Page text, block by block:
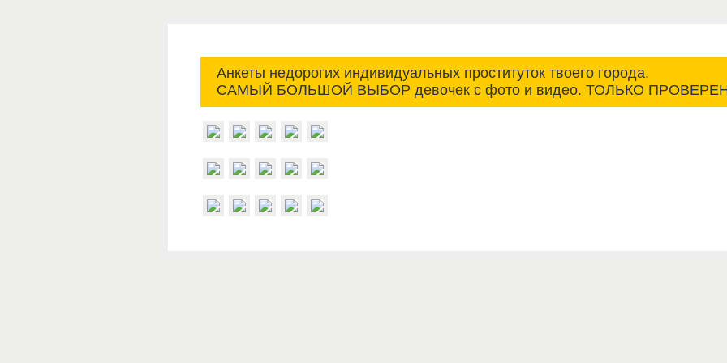
Анкеты недорогих индивидуальных проституток твоего города.
САМЫЙ БОЛЬШОЙ ВЫБОР девочек с фото и видео. ТОЛЬКО